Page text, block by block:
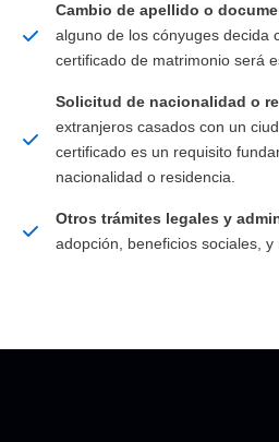
Cambio de apellido o
alguno de los cónyuges decida
certificado de matrimonio será
Solicitud de nacionalidad o
extranjeros casados con un
certificado es un requisito
nacionalidad o residencia.
Otros trámites legales y
adopción, beneficios sociales, y